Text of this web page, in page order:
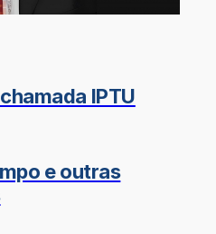
IPTU
e outras